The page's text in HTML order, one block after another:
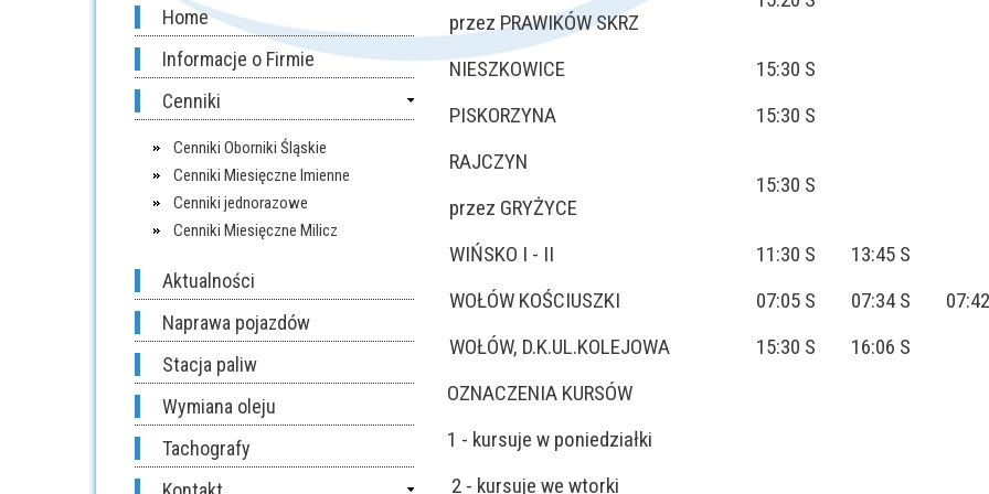
Home
Informacje o Firmie
Cenniki
Cenniki Oborniki Śląskie
Cenniki Miesięczne Imienne
Cenniki jednorazowe
Cenniki Miesięczne Milicz
Aktualności
Naprawa pojazdów
Stacja paliw
Wymiana oleju
Tachografy
przez PRAWIKÓW SKRZ
NIESZKOWICE
15:30 S
PISKORZYNA
15:30 S
RAJCZYN
przez GRYŻYCE
15:30 S
WIŃSKO I - II
11:30 S 13:45 S
WOŁÓW KOŚCIUSZKI
07:05 S 07:34 S 07:42
WOŁÓW, D.K.UL.KOLEJOWA
15:30 S 16:06 S
OZNACZENIA KURSÓW
1 - kursuje w poniedziałki
2 - kursuje we wtorki